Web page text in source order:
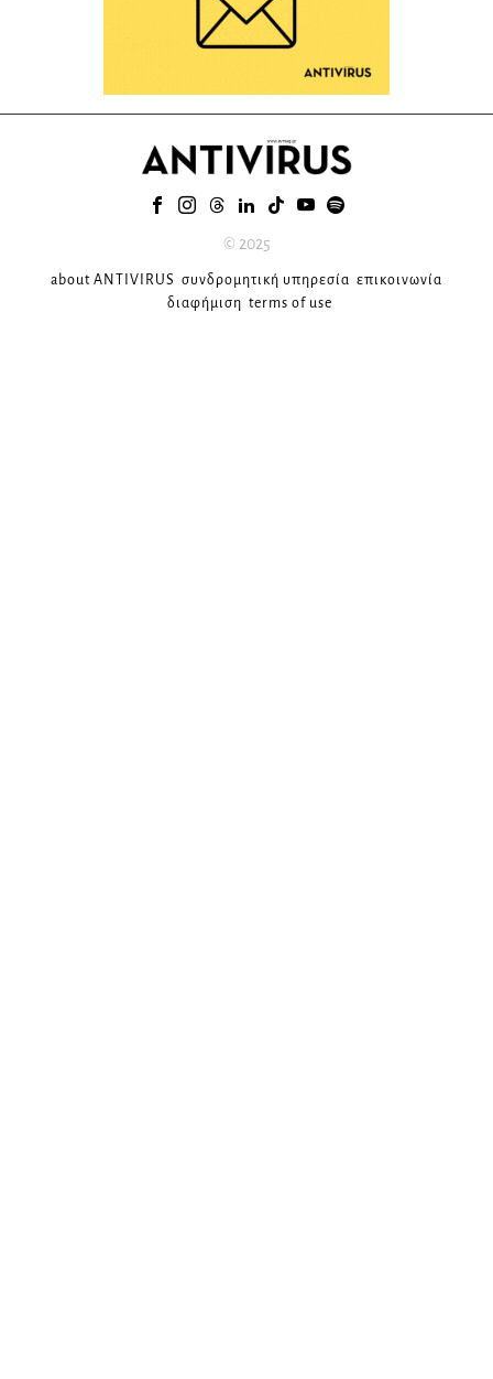
© 2025
about ANTIVIRUS συνδρομητική υπηρεσία επικοινωνία
διαφήμιση terms of use